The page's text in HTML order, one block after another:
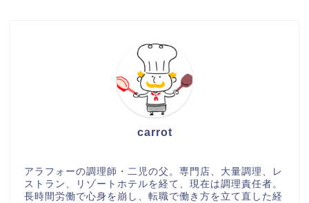
carrot
アラフォーの調理師・二児の父。専門店、大量調理、レ
ストラン、リゾートホテルを経て、現在は調理責任者。
長時間労働で心身を崩し、転職で働き方を立て直した経